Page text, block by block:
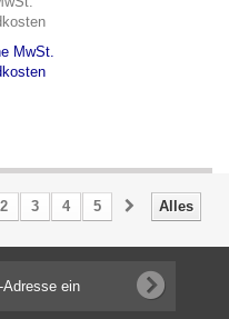
MwSt.
Alles
2 3 4 5